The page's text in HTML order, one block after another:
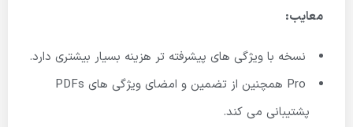
معایب:
نسخه با ویژگی های پیشرفته تر هزینه بسیار بیشتری دارد.
Pro همچنین از تضمین و امضای ویژگی های PDFs
پشتیبانی می کند.